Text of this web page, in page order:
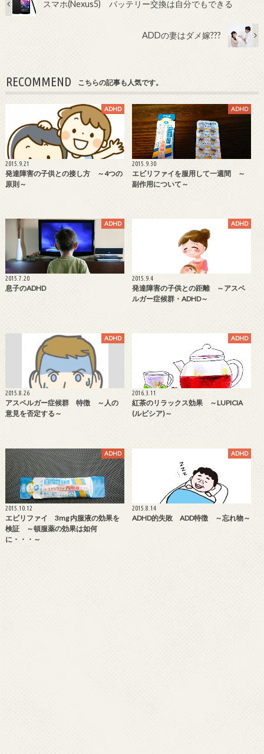
スマホ(Nexus5) バッテリー交換は自分でもできる
ADDの妻はダメ嫁???
RECOMMEND こちらの記事も人気です。
ADHD
2015.9.21
発達障害の子供との接し方 ～4つの
原則～
ADHD
2015.9.30
エビリファイを服用して一週間 ～
副作用について～
ADHD
2015.7.20
息子のADHD
ADHD
2015.9.4
発達障害の子供との距離 ～アスペ
ルガー症候群・ADHD～
ADHD
2015.8.26
アスペルガー症候群 特徴 ～人の
意見を否定する～
ADHD
2016.3.11
紅茶のリラックス効果 ～LUPICIA
(ルピシア)～
ADHD
2015.10.12
エビリファイ 3mg 内服液の効果を
検証 ～頓服薬の効果は如何
に・・・～
ADHD
2015.8.14
ADHD的失敗 ADD特徴 ～忘れ物～